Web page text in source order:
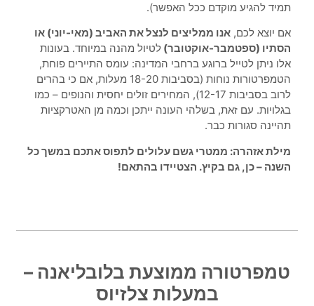
תמיד להגיע מוקדם ככל האפשר).
אם יוצא לכם,אנו ממליצים לנצל את האביב (מאי-יוני) או
הסתיו (ספטמבר-אוקטובר)לטיול מהנה במיוחד. בעונות
אלו ניתן לטייל ברוגע ברחבי המדינה: עומס התיירים פוחת,
הטמפרטורות נוחות (בסביבות 18-20 מעלות, אם כי בהרים
לרוב בסביבות 12-17), המחירים זולים יחסית והנופים – כמו
בגלויות. עם זאת, בשלהי העונה ייתכן וכמה מן האטרקציות
תהיינה סגורות כבר.
מילת אזהרה: ממטרי גשם עלולים לתפוס אתכם במשך כל
השנה – כן, גם בקיץ. הצטיידו בהתאם!
טמפרטורה ממוצעת בלובליאנה –
במעלות צלזיוס